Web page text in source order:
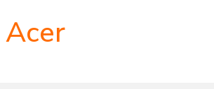
Acer